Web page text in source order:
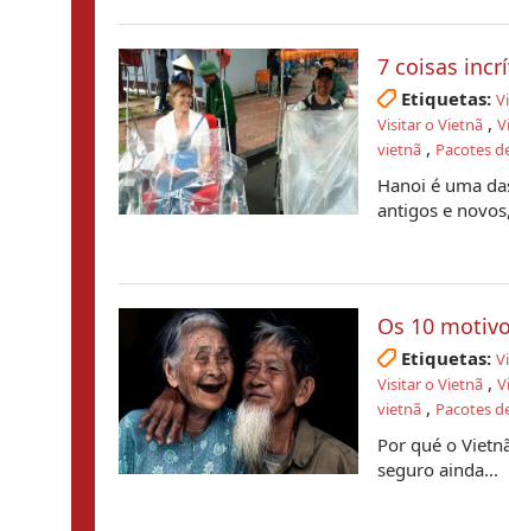
7 coisas
Etiquetas:
Visitar o Vietnã,
vietnã, Pacotes
Hanoi é uma
antigos e
Os 10
Etiquetas:
Visitar o Vietnã,
vietnã, Pacotes
Por qué o
seguro ainda...